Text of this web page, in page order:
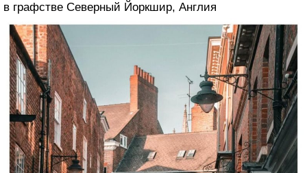
в графстве Северный Йоркшир, Англия